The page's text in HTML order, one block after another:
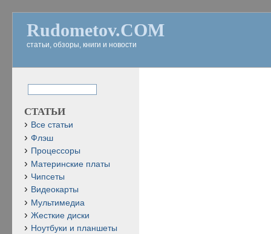
Rudometov.COM
статьи, обзоры, книги и новости
СТАТЬИ
Все статьи
Флэш
Процессоры
Материнские платы
Чипсеты
Видеокарты
Мультимедиа
Жесткие диски
Ноутбуки и планшеты